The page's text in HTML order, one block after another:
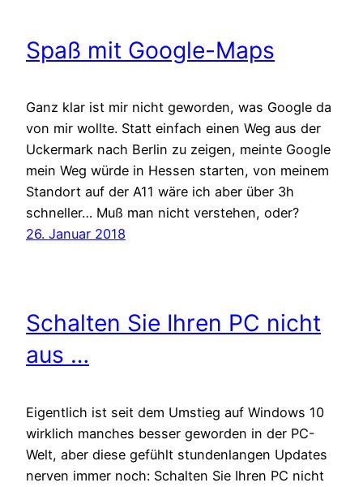
Spaß mit Google-Maps
Ganz klar ist mir nicht geworden, was Google da
von mir wollte. Statt einfach einen Weg aus der
Uckermark nach Berlin zu zeigen, meinte Google
mein Weg würde in Hessen starten, von meinem
Standort auf der A11 wäre ich aber über 3h
schneller… Muß man nicht verstehen, oder?
26. Januar 2018
Schalten Sie Ihren PC nicht
aus …
Eigentlich ist seit dem Umstieg auf Windows 10
wirklich manches besser geworden in der PC-
Welt, aber diese gefühlt stundenlangen Updates
nerven immer noch: Schalten Sie Ihren PC nicht